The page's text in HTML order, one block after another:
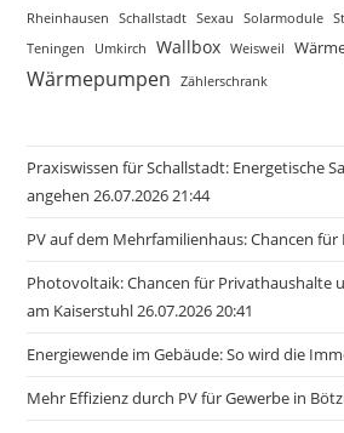
Rheinhausen
Schallstadt Sexau Solarmodule
Teningen
Umkirch Wallbox Weisweil
Wärmepumpen Zählerschrank
Praxiswissen für Schallstadt: Energetische
angehen 26.07.2026 21:44
PV auf dem Mehrfamilienhaus: Chancen
Photovoltaik: Chancen für Privathaushalte
am Kaiserstuhl 26.07.2026 20:41
Energiewende im Gebäude: So wird die
Mehr Effizienz durch PV für Gewerbe in